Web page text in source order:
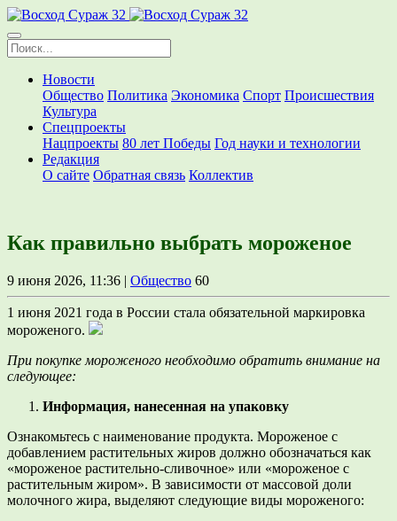
Новости
Общество Политика Экономика Спорт Происшествия
Культура
Спецпроекты
Нацпроекты 80 лет Победы Год науки и технологии
Редакция
О сайте Обратная связь Коллектив
Как правильно выбрать мороженое
9 июня 2026, 11:36 | Общество 60
1 июня 2021 года в России стала обязательной маркировка
мороженого.
При покупке мороженого необходимо обратить внимание на
следующее:
Информация, нанесенная на упаковку
Ознакомьтесь с наименование продукта. Мороженое с
добавлением растительных жиров должно обозначаться как
«мороженое растительно-сливочное» или «мороженое с
растительным жиром». В зависимости от массовой доли
молочного жира, выделяют следующие виды мороженого: